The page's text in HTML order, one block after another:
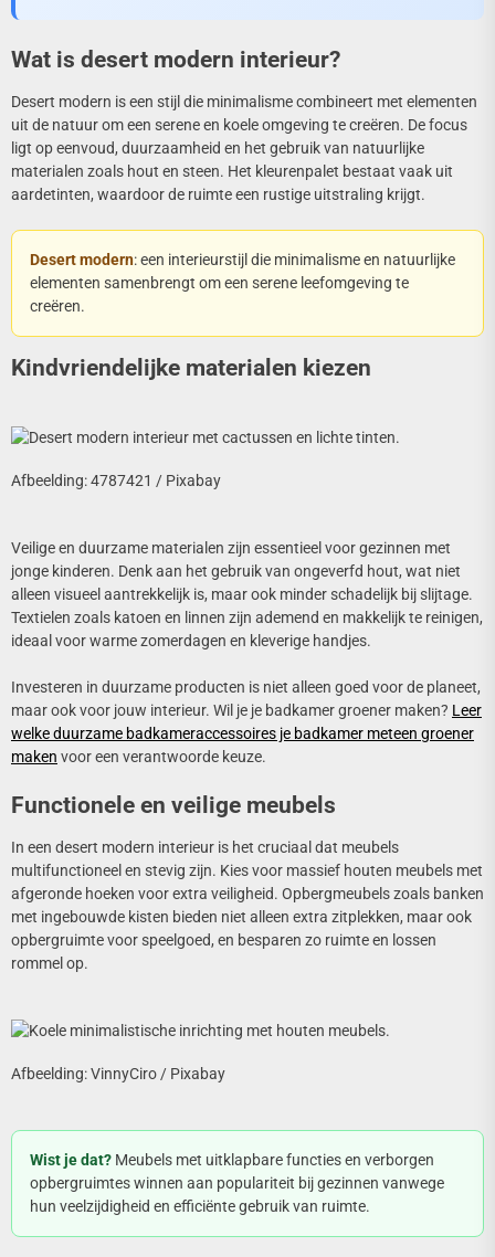
Wat is desert modern interieur?
Desert modern is een stijl die minimalisme combineert met elementen
uit de natuur om een serene en koele omgeving te creëren. De focus
ligt op eenvoud, duurzaamheid en het gebruik van natuurlijke
materialen zoals hout en steen. Het kleurenpalet bestaat vaak uit
aardetinten, waardoor de ruimte een rustige uitstraling krijgt.
Desert modern: een interieurstijl die minimalisme en natuurlijke
elementen samenbrengt om een serene leefomgeving te
creëren.
Kindvriendelijke materialen kiezen
Afbeelding: 4787421 / Pixabay
Veilige en duurzame materialen zijn essentieel voor gezinnen met
jonge kinderen. Denk aan het gebruik van ongeverfd hout, wat niet
alleen visueel aantrekkelijk is, maar ook minder schadelijk bij slijtage.
Textielen zoals katoen en linnen zijn ademend en makkelijk te reinigen,
ideaal voor warme zomerdagen en kleverige handjes.
Investeren in duurzame producten is niet alleen goed voor de planeet,
maar ook voor jouw interieur. Wil je je badkamer groener maken? Leer
welke duurzame badkameraccessoires je badkamer meteen groener
maken voor een verantwoorde keuze.
Functionele en veilige meubels
In een desert modern interieur is het cruciaal dat meubels
multifunctioneel en stevig zijn. Kies voor massief houten meubels met
afgeronde hoeken voor extra veiligheid. Opbergmeubels zoals banken
met ingebouwde kisten bieden niet alleen extra zitplekken, maar ook
opbergruimte voor speelgoed, en besparen zo ruimte en lossen
rommel op.
Afbeelding: VinnyCiro / Pixabay
Wist je dat? Meubels met uitklapbare functies en verborgen
opbergruimtes winnen aan populariteit bij gezinnen vanwege
hun veelzijdigheid en efficiënte gebruik van ruimte.